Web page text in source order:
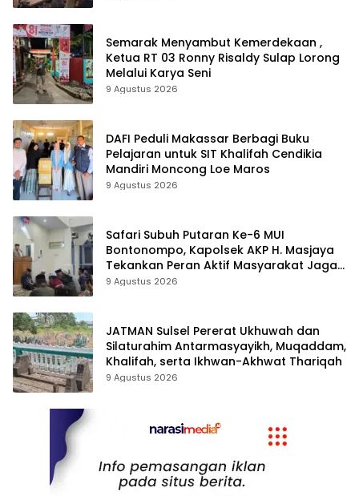
Semarak Menyambut Kemerdekaan ,
Ketua RT 03 Ronny Risaldy Sulap Lorong
Melalui Karya Seni
9 Agustus 2026
DAFI Peduli Makassar Berbagi Buku
Pelajaran untuk SIT Khalifah Cendikia
Mandiri Moncong Loe Maros
9 Agustus 2026
Safari Subuh Putaran Ke-6 MUI
Bontonompo, Kapolsek AKP H. Masjaya
Tekankan Peran Aktif Masyarakat Jaga
Kamtibmas
9 Agustus 2026
JATMAN Sulsel Pererat Ukhuwah dan
Silaturahim Antarmasyayikh, Muqaddam,
Khalifah, serta Ikhwan-Akhwat Thariqah
9 Agustus 2026